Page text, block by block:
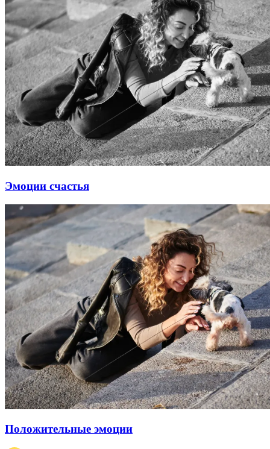
Эмоции счастья
Положительные эмоции